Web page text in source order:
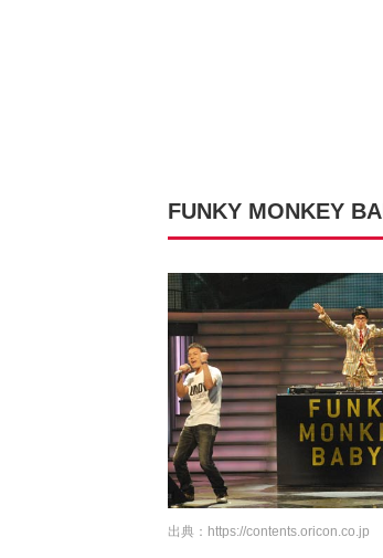
FUNKY MONKEY
出典： https://contents.oricon.co.jp